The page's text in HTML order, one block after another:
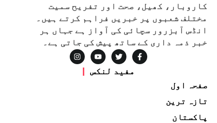
کاروبار، کھیل، صحت اور تفریح سمیت
مختلف شعبوں پر خبریں فراہم کرتے ہیں۔
انڈس آبزرور سچائی کی آواز ہے جہاں ہر
خبر ذمہ داری کے ساتھ پیش کی جاتی ہے۔
مفید لنکس
صفحہ اول
تازہ ترین
پاکستان